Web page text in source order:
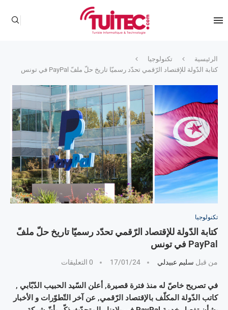
الرئيسية
تكنولوجيا
كتابة الدّولة للإقتصاد الرّقمي تحدّد رسميّا تاريخ حلّ ملفّ PayPal في تونس
تكنولوجيا
كتابة الدّولة للإقتصاد الرّقمي تحدّد رسميّا تاريخ حلّ ملفّ
PayPal في تونس
من قبل سليم عبيدلي 17/01/24 0 التعليقات
في تصريح خاصّ له منذ فترة قصيرة, أعلن السّيد الحبيب الدّبّابي ,
كاتب الدّولة المكلّف بالإقتصاد الرّقمي, عن آخر التّطوّرات و الأخبار